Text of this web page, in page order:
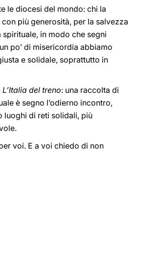
le diocesi del mondo: chi la
più generosità, per la salvezza
in modo che segni
po’ di misericordia abbiamo
e solidale, soprattutto in
L’Italia del treno: una raccolta di
è segno l’odierno incontro,
luoghi di reti solidali, più
voi. E a voi chiedo di non